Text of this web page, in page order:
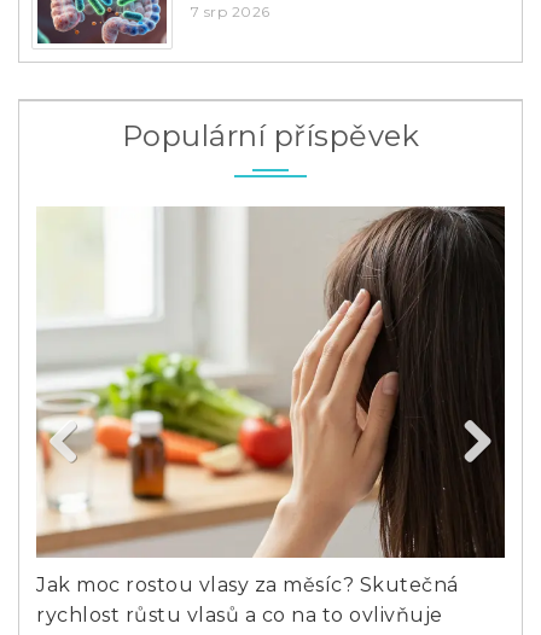
7 srp 2026
Populární příspěvek
Jak moc rostou vlasy za měsíc? Skutečná
rychlost růstu vlasů a co na to ovlivňuje
Previous